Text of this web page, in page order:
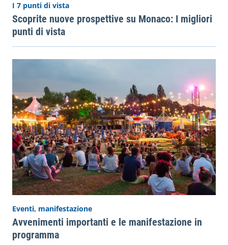
I 7 punti di vista
Scoprite nuove prospettive su Monaco: I migliori
punti di vista
Eventi, manifestazione
Avvenimenti importanti e le manifestazione in
programma